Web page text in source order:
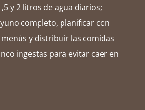
y 2 litros de agua diarios;
completo, planificar con
y distribuir las comidas
ingestas para evitar caer en